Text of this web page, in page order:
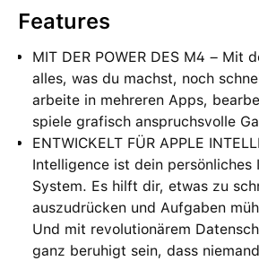
Features
MIT DER POWER DES M4 – Mit
alles, was du machst, noch
arbeite in mehreren Apps,
spiele grafisch anspruchsvolle
ENTWICKELT FÜR APPLE
Intelligence ist dein persönliches
System. Es hilft dir, etwas zu
auszudrücken und Aufgaben
Und mit revolutionärem
ganz beruhigt sein, dass